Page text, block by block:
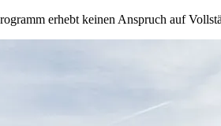
erhebt keinen Anspruch auf